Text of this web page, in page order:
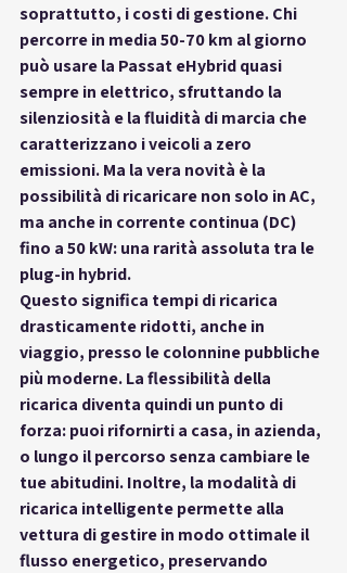
soprattutto, i costi di gestione. Chi
percorre in media 50-70 km al giorno
può usare la Passat eHybrid quasi
sempre in elettrico, sfruttando la
silenziosità e la fluidità di marcia che
caratterizzano i veicoli a zero
emissioni. Ma la vera novità è la
possibilità di ricaricare non solo in AC,
ma anche in corrente continua (DC)
fino a 50 kW: una rarità assoluta tra le
plug-in hybrid.
Questo significa tempi di ricarica
drasticamente ridotti, anche in
viaggio, presso le colonnine pubbliche
più moderne. La flessibilità della
ricarica diventa quindi un punto di
forza: puoi rifornirti a casa, in azienda,
o lungo il percorso senza cambiare le
tue abitudini. Inoltre, la modalità di
ricarica intelligente permette alla
vettura di gestire in modo ottimale il
flusso energetico, preservando